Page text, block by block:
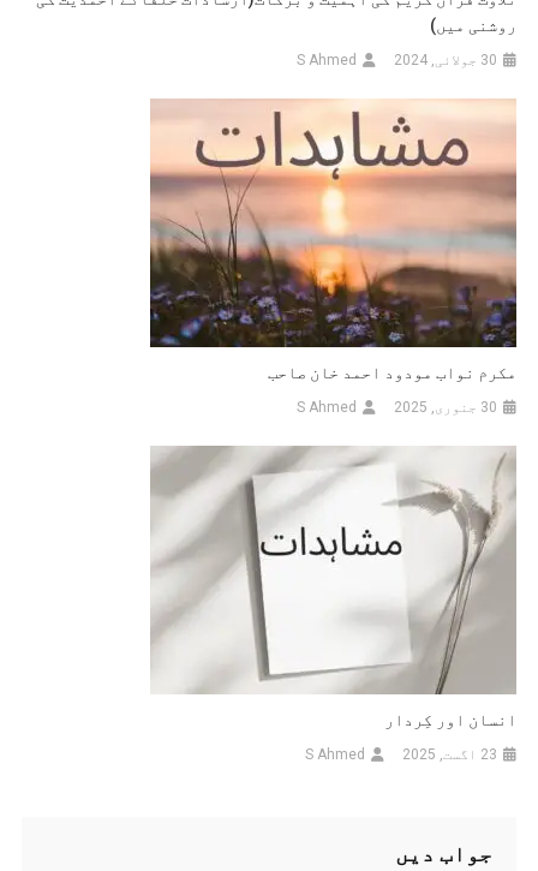
روشنی میں)
30 جولائی, 2024 S Ahmed
مکرم نواب مودود احمد خان صاحب
30 جنوری, 2025 S Ahmed
انسان اور کِردار
23 اگست, 2025 S Ahmed
جواب دیں